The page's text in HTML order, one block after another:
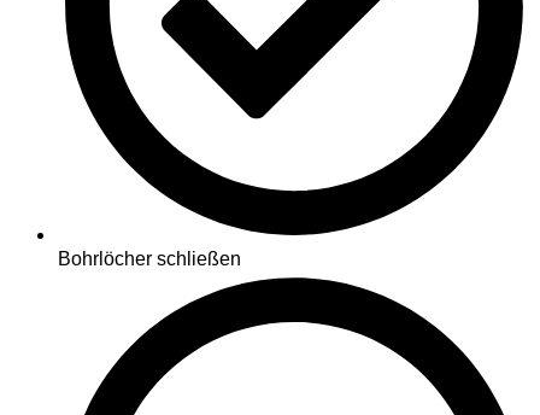
Bohrlöcher schließen